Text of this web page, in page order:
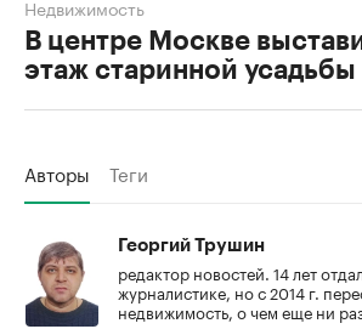
В центре Москве
этаж старинной усадьбы
Недвижимость
Авторы Теги
Георгий Трушин
редактор новостей. 14 лет
журналистике, но с 2014 г.
недвижимость, о чем еще ни